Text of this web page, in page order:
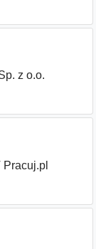
z o.o.
Pracuj.pl